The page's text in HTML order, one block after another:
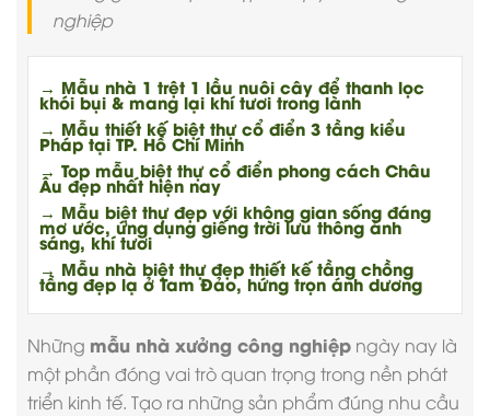
nghiệp
→ Mẫu nhà 1 trệt 1 lầu nuôi cây để thanh lọc
khói bụi & mang lại khí tươi trong lành
→ Mẫu thiết kế biệt thự cổ điển 3 tầng kiểu
Pháp tại TP. Hồ Chí Minh
→ Top mẫu biệt thự cổ điển phong cách Châu
Âu đẹp nhất hiện nay
→ Mẫu biệt thự đẹp với không gian sống đáng
mơ ước, ứng dụng giếng trời lưu thông ánh
sáng, khí tươi
→ Mẫu nhà biệt thự đẹp thiết kế tầng chồng
tầng đẹp lạ ở Tam Đảo, hứng trọn ánh dương
Những mẫu nhà xưởng công nghiệp ngày nay là
một phần đóng vai trò quan trọng trong nền phát
triển kinh tế. Tạo ra những sản phẩm đúng nhu cầu